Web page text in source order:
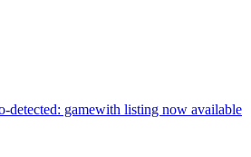
detected: gamewith listing now available